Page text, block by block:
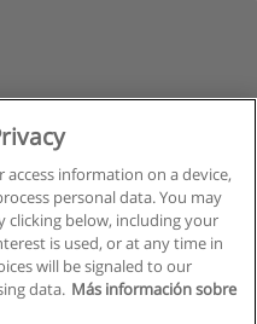
de2
information on a device,
personal data. You may
clicking below, including your
is used, or at any time in
will be signaled to our
data. Más información sobre